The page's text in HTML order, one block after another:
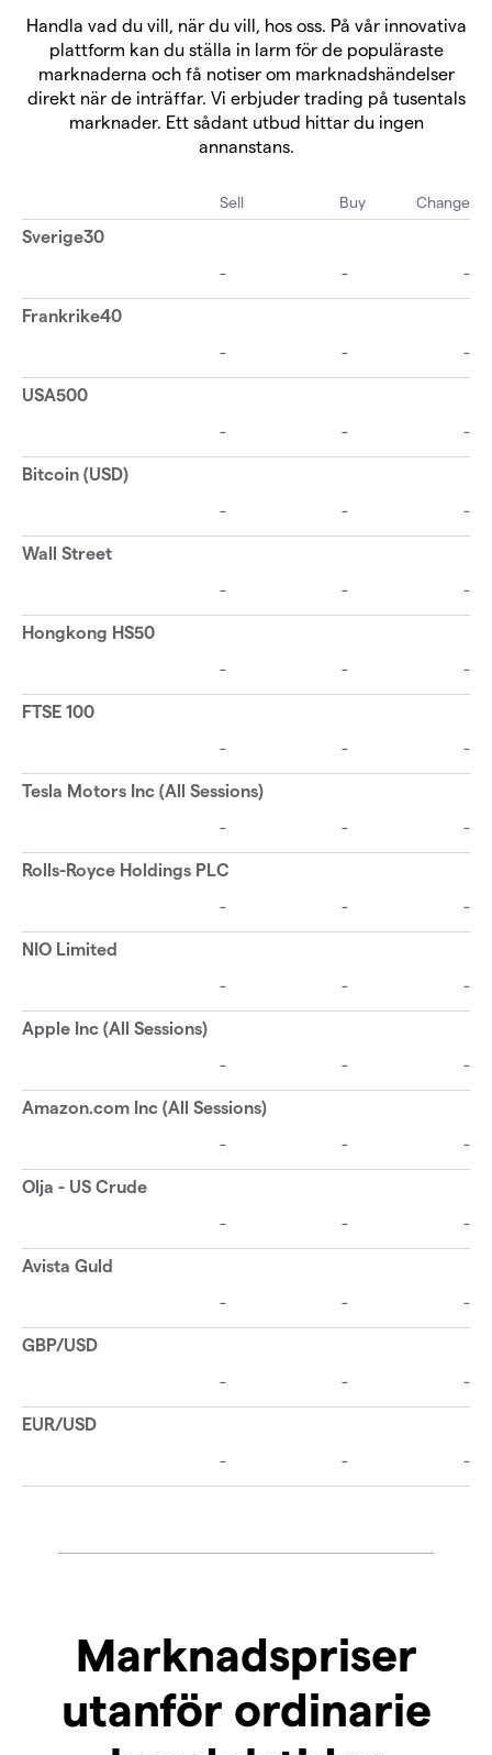
Handla vad du vill, när du vill, hos oss. På vår innovativa
plattform kan du ställa in larm för de populäraste
marknaderna och få notiser om marknadshändelser
direkt när de inträffar. Vi erbjuder trading på tusentals
marknader. Ett sådant utbud hittar du ingen
annanstans.
Marknadspriser
utanför ordinarie